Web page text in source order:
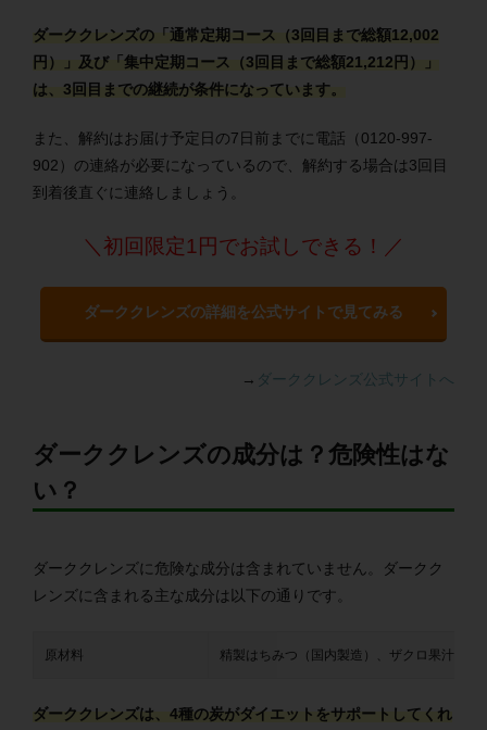
ダーククレンズの「通常定期コース（3回目まで総額12,002
円）」及び「集中定期コース（3回目まで総額21,212円）」
は、3回目までの継続が条件になっています。
また、解約はお届け予定日の7日前までに電話（0120-997-
902）の連絡が必要になっているので、解約する場合は3回目
到着後直ぐに連絡しましょう。
＼初回限定1円でお試しできる！／
ダーククレンズの詳細を公式サイトで見てみる
→ ダーククレンズ公式サイトへ
ダーククレンズの成分は？危険性はな
い？
ダーククレンズに危険な成分は含まれていません。ダークク
レンズに含まれる主な成分は以下の通りです。
原材料 精製はちみつ（国内製造）、ザクロ果汁、
ダーククレンズは、4種の炭がダイエットをサポートしてくれ